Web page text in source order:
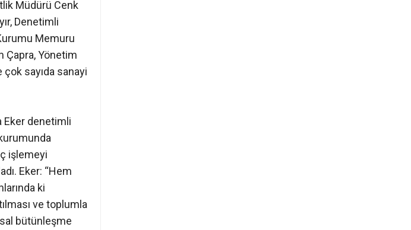
Müdürü Cenk
Denetimli
Memuru
Çapra, Yönetim
çok sayıda sanayi
Eker denetimli
işlemeyi
Eker: “Hem
ki
ve toplumla
bütünleşme